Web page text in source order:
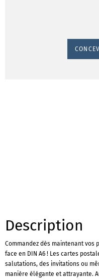
Description
Commandez dès maintenant
face en DIN A6 ! Les cartes
salutations, des invitations ou
manière élégante et attrayante.